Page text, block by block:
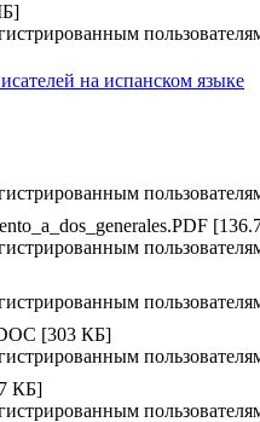
на испанском языке
[303 КБ]
КБ]